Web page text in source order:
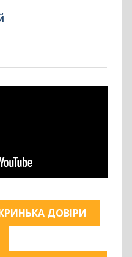
ДОВІРИ